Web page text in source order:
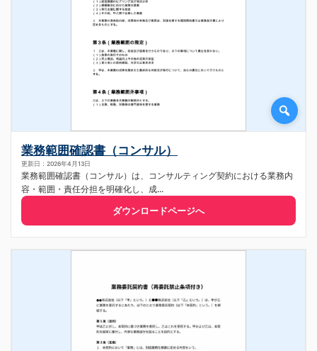
業務範囲確認書（コンサル）
更新日：2026年4月13日
業務範囲確認書（コンサル）は、コンサルティング契約における業務内
容・範囲・責任分担を明確化し、成...
ダウンロードページへ